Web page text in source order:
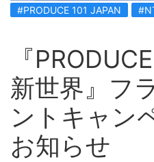
#PRODUCE 101 JAPAN
『
新世界』フ
ントキャン
お知らせ